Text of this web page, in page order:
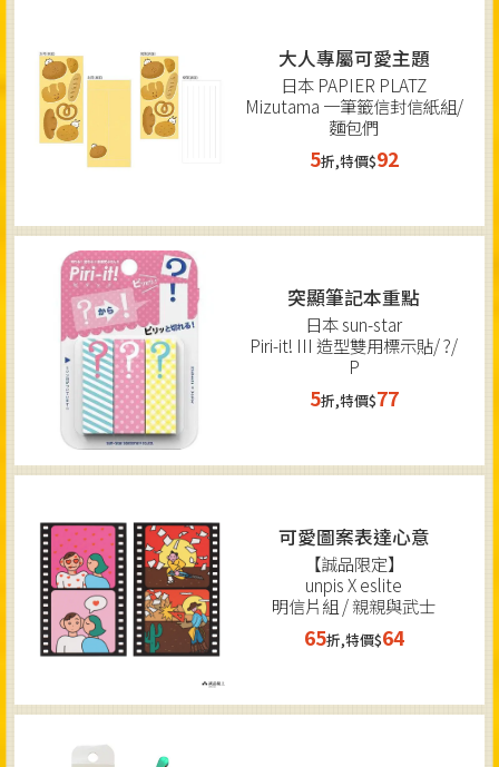
大人專屬可愛主題
日本 PAPIER PLATZ
Mizutama 一筆籤信封信紙組/
麵包們
5折,特價$92
突顯筆記本重點
日本 sun-star
Piri-it! III 造型雙用標示貼/ ?/
P
5折,特價$77
可愛圖案表達心意
【誠品限定】
unpis X eslite
明信片組 / 親親與武士
65折,特價$64